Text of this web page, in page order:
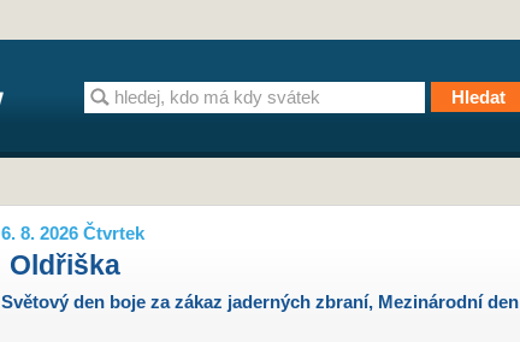
6. 8. 2026 Čtvrtek
Oldřiška
Světový den boje za zákaz jaderných zbraní, Mezinárodní den